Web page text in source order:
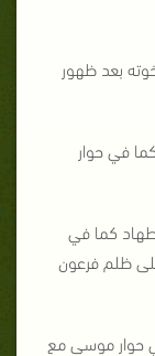
بعد ظهور
في حوار
كما في
ظلم فرعون
حوار موسى مع